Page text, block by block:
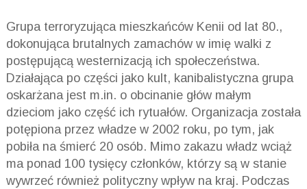
Grupa terroryzująca mieszkańców Kenii od lat 80.,
dokonująca brutalnych zamachów w imię walki z
postępującą westernizacją ich społeczeństwa.
Działająca po części jako kult, kanibalistyczna grupa
oskarżana jest m.in. o obcinanie głów małym
dzieciom jako część ich rytuałów. Organizacja została
potępiona przez władze w 2002 roku, po tym, jak
pobiła na śmierć 20 osób. Mimo zakazu władz wciąż
ma ponad 100 tysięcy członków, którzy są w stanie
wywrzeć również polityczny wpływ na kraj. Podczas